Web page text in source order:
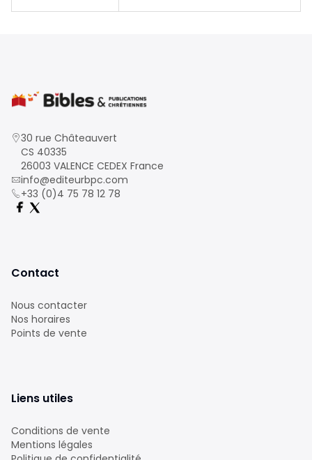
30 rue Châteauvert
CS 40335
26003 VALENCE CEDEX France
info@editeurbpc.com
+33 (0)4 75 78 12 78
Contact
Nous contacter
Nos horaires
Points de vente
Liens utiles
Conditions de vente
Mentions légales